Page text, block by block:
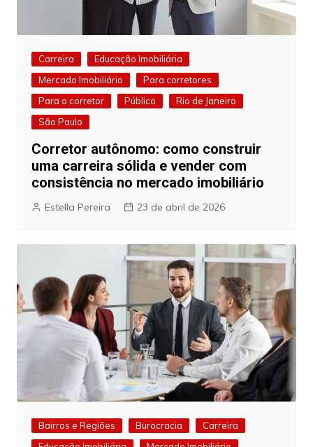
Carreira
Educação Imobiliária
Mercado Imobiliário
Para corretores
Para o corretor
Público
Rio de Janeiro
São Paulo
Corretor autônomo: como construir
uma carreira sólida e vender com
consistência no mercado imobiliário
Estella Pereira 23 de abril de 2026
Bairros e Regiões Burocracia
Carreira